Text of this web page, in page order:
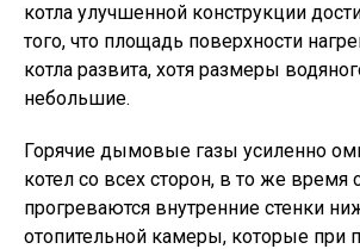
котла улучшенной конструкции
того, что площадь поверхности
котла развита, хотя размеры
небольшие.
Горячие дымовые газы усиленно
котел со всех сторон, в то же время
прогреваются внутренние стенки
отопительной камеры, которые при